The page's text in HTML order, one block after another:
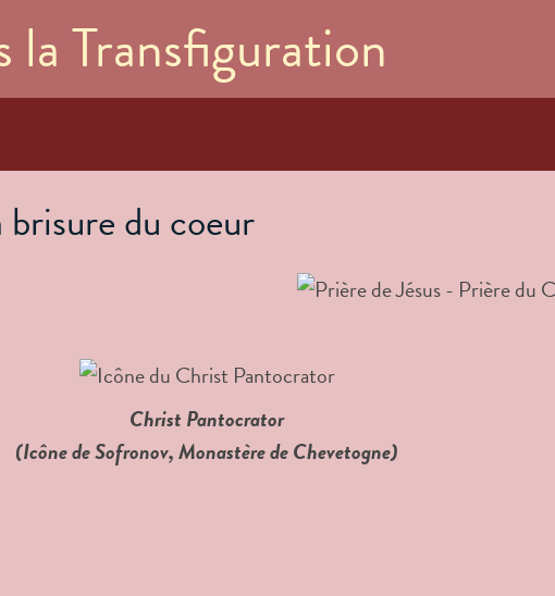
contenu
principal
la Transfiguration
brisure du coeur
Christ Pantocrator
(Icône de Sofronov, Monastère de Chevetogne)